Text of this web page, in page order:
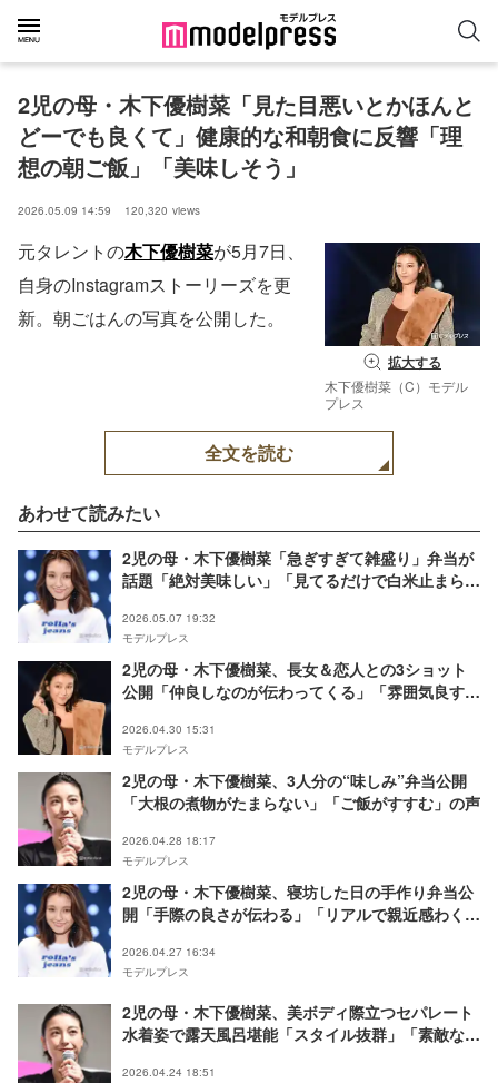
2児の母・木下優樹菜「見た目悪いとかほんと
どーでも良くて」健康的な和朝食に反響「理
想の朝ご飯」「美味しそう」
2026.05.09 14:59 120,320 views
拡大する
木下優樹菜（C）モデル
プレス
元タレントの木下優樹菜が5月7日、
自身のInstagramストーリーズを更
新。朝ごはんの写真を公開した。
全文を読む
あわせて読みたい
2児の母・木下優樹菜「急ぎすぎて雑盛り」弁当が
話題「絶対美味しい」「見てるだけで白米止まらな
2026.05.07 19:32
モデルプレス
2児の母・木下優樹菜、長女＆恋人との3ショット
公開「仲良しなのが伝わってくる」「雰囲気良す
2026.04.30 15:31
モデルプレス
2児の母・木下優樹菜、3人分の“味しみ”弁当公開
「大根の煮物がたまらない」「ご飯がすすむ」の声
2026.04.28 18:17
モデルプレス
2児の母・木下優樹菜、寝坊した日の手作り弁当公
開「手際の良さが伝わる」「リアルで親近感わく」
2026.04.27 16:34
モデルプレス
2児の母・木下優樹菜、美ボディ際立つセパレート
水着姿で露天風呂堪能「スタイル抜群」「素敵な休
2026.04.24 18:51